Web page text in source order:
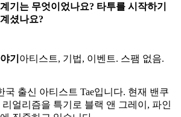
기는 무엇이었나요? 타투를 시작하기
셨나요?
기 아티스트, 기법, 이벤트. 스팸 없음.
국 출신 아티스트 Tae입니다. 현재 밴쿠
얼리즘을 특기로 블랙 앤 그레이, 파인